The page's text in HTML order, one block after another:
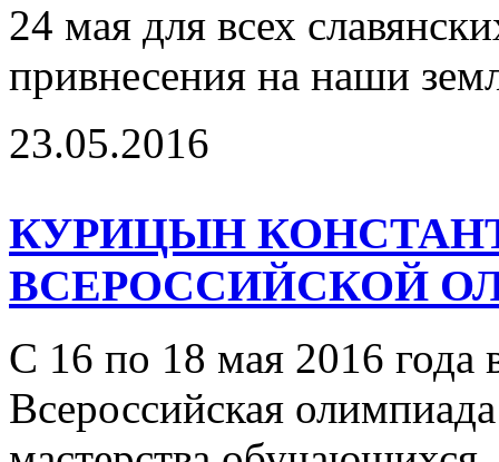
24 мая для всех
привнесения на наши
23.05.2016
КУРИЦЫН
ВСЕРОССИЙСКОЙ
С 16 по 18 мая 2016 года
Всероссийская